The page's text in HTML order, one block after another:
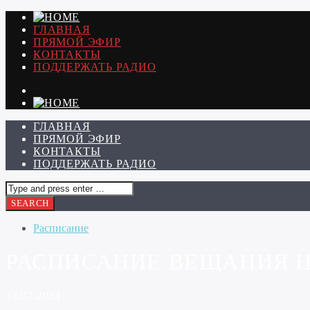
ГЛАВНАЯ
ПРЯМОЙ ЭФИР
КОНТАКТЫ
ПОДДЕРЖАТЬ РАДИО
ГЛАВНАЯ
ПРЯМОЙ ЭФИР
КОНТАКТЫ
ПОДДЕРЖАТЬ РАДИО
Расписание